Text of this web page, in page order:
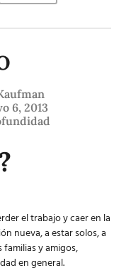
6, 2013
el trabajo y caer en la
nueva, a estar solos, a
y amigos,
en general.